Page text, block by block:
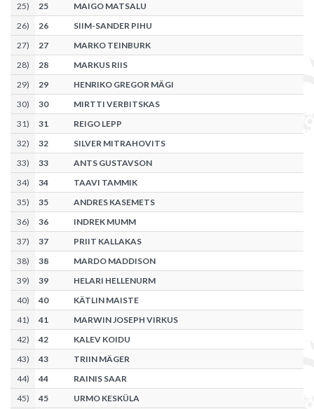
25) 25
MAIGO MATSALU
26) 26
SIIM-SANDER PIHU
27) 27
MARKO TEINBURK
28) 28
MARKUS RIIS
29) 29
HENRIKO GREGOR MÄGI
30) 30
MIRTTI VERBITSKAS
31) 31
REIGO LEPP
32) 32
SILVER MITRAHOVITS
33) 33
ANTS GUSTAVSON
34) 34
TAAVI TAMMIK
35) 35
ANDRES KASEMETS
36) 36
INDREK MUMM
37) 37
PRIIT KALLAKAS
38) 38
MARDO MADDISON
39) 39
HELARI HELLENURM
40) 40
KÄTLIN MAISTE
41) 41
MARWIN JOSEPH VIRKUS
42) 42
KALEV KOIDU
43) 43
TRIIN MÄGER
44) 44
RAINIS SAAR
45) 45
URMO KESKÜLA